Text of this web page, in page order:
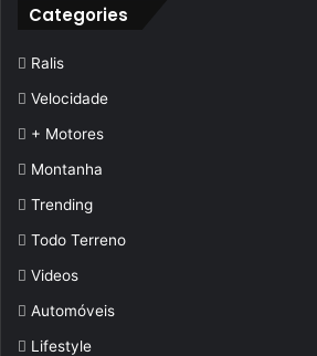
Categories
Ralis
Velocidade
+ Motores
Montanha
Trending
Todo Terreno
Videos
Automóveis
Lifestyle